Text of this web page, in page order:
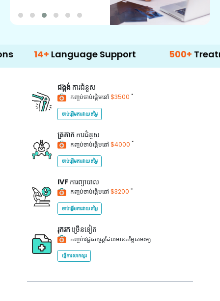
14+ Language Support 500+ Treatment
ជង្គង់ ការជំនួស
កញ្ចប់ចាប់ផ្តើមនៅ $3500 *
ចាប់ផ្តើមការវាយតម្លៃ
ត្រគាក ការជំនួស
កញ្ចប់ចាប់ផ្តើមនៅ $4000 *
ចាប់ផ្តើមការវាយតម្លៃ
IVF ការព្យាបាល
កញ្ចប់ចាប់ផ្តើមនៅ $3200 *
ចាប់ផ្តើមការវាយតម្លៃ
រុករក ច្រើនទៀត
កញ្ចប់វេជ្ជសាស្ត្រដែលមានតម្លៃសមរម្យ
ផ្ញើការសាកសួរ